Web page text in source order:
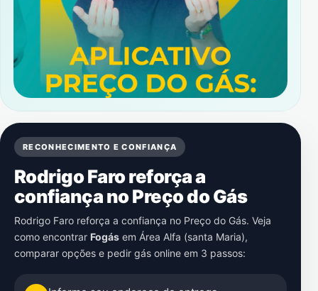
RECONHECIMENTO E CONFIANÇA
Rodrigo Faro reforça a
confiança no Preço do Gás
Rodrigo Faro reforça a confiança no Preço do Gás. Veja
como encontrar Fogás em Área Alfa (santa Maria),
comparar opções e pedir gás online em 3 passos: